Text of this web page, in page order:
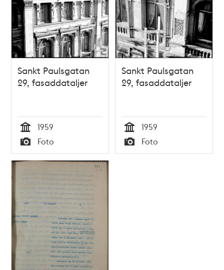
Sankt Paulsgatan
29, fasaddataljer
Tid
1959
Typ
Foto
Sankt Paulsgatan
29, fasaddataljer
Tid
1959
Typ
Foto